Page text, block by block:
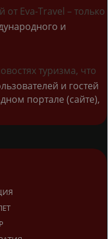
Eva-Travel – только
и
туризма, что
и гостей
портале (сайте),